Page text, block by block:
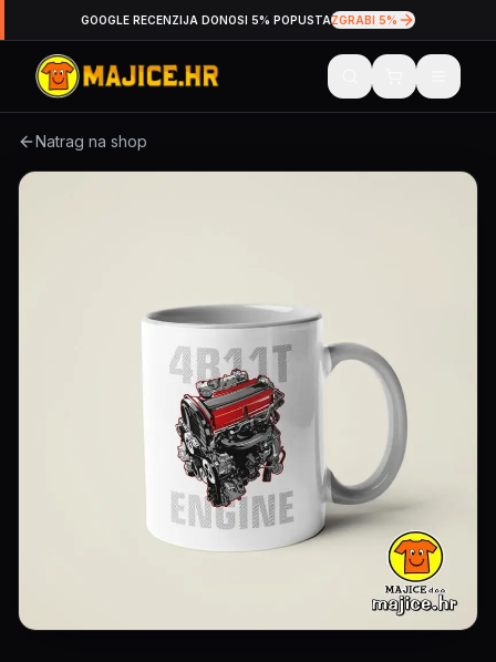
GOOGLE RECENZIJA DONOSI 5% POPUSTAZGRABI 5%
Natrag na shop